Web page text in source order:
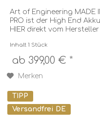
Art of Engineering MADE
PRO ist der High End
HIER direkt vom
Inhalt1 Stück
ab 399,00 € *
Merken
TIPP
Versandfrei DE